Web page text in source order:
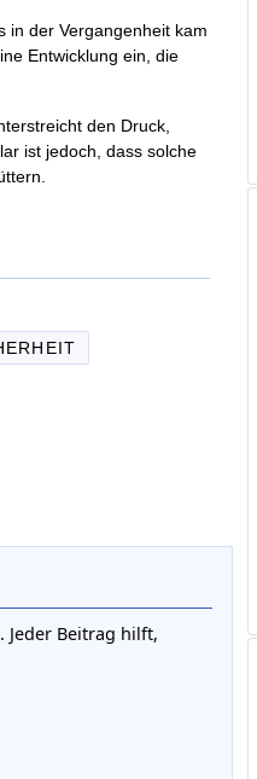
in der Vergangenheit kam
Entwicklung ein, die
den Druck,
ist jedoch, dass solche
Jeder Beitrag hilft,